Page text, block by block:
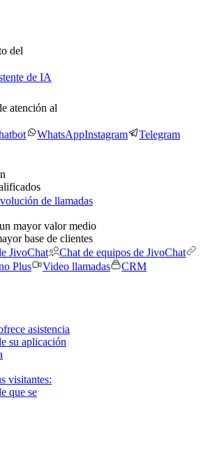
del
de IA
atención al
WhatsAppInstagram Telegram
de llamadas
mayor valor medio
base de clientes
JivoChat
Chat de equipos de JivoChat
Plus Video llamadas
CRM
asistencia
su aplicación
visitantes:
que se